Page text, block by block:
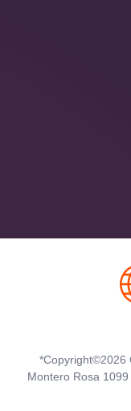
*Copyright©2026
Montero Rosa